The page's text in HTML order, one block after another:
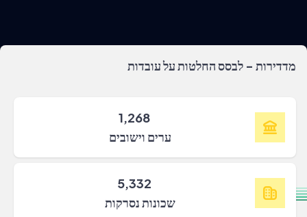
מדדירות - לבסס החלטות על עובדות
1,268
ערים וישובים
5,332
שכונות נסרקות